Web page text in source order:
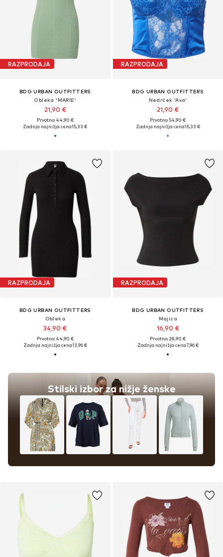
RAZPRODAJA
BDG URBAN OUTFITTERS
Obleka 'MARIE'
21,90 €
Prvotno: 44,90 €
Zadnja najnižja cena15,33 €
RAZPRODAJA
BDG URBAN OUTFITTERS
Nedrček 'Ava'
21,90 €
Prvotno: 54,90 €
Zadnja najnižja cena15,33 €
RAZPRODAJA
BDG URBAN OUTFITTERS
Obleka
34,90 €
Prvotno: 44,90 €
Zadnja najnižja cena13,96 €
Stilski izbor za nižje ženske
RAZPRODAJA
BDG URBAN OUTFITTERS
Majica
16,90 €
Prvotno: 28,90 €
Zadnja najnižja cena7,96 €